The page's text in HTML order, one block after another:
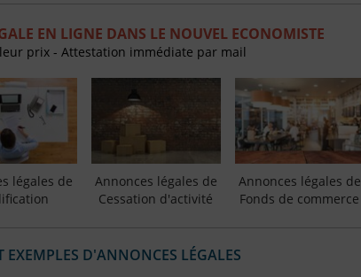
EN LIGNE DANS LE NOUVEL ECONOMISTE
prix - Attestation immédiate par mail
légales de
Annonces légales de
Cessation d'activité
Annonces légales de
Fonds de commerce
EXEMPLES D'ANNONCES LÉGALES